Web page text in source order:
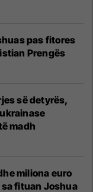
pas fitores
Prengës
së detyrës,
madh
miliona euro
fituan Joshua